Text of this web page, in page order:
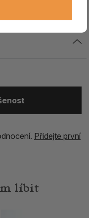
Přidejte první
líbit